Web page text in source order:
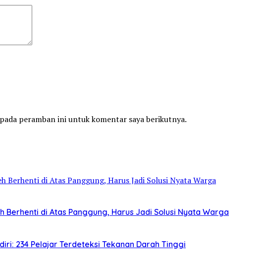
peramban ini untuk komentar saya berikutnya.
Berhenti di Atas Panggung, Harus Jadi Solusi Nyata Warga
234 Pelajar Terdeteksi Tekanan Darah Tinggi